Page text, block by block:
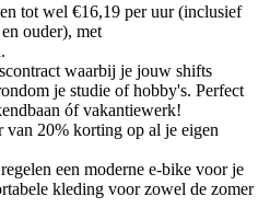
tot wel €16,19 per uur (inclusief
ouder), met
waarbij je jouw shifts
je studie of hobby's. Perfect
óf vakantiewerk!
van 20% korting op al je eigen
een moderne e-bike voor je
kleding voor zowel de zomer